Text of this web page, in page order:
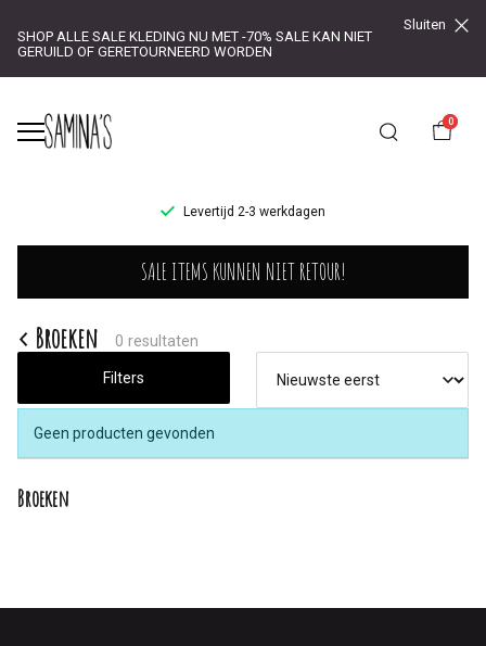
SHOP ALLE SALE KLEDING NU MET -70% SALE KAN NIET
GERUILD OF GERETOURNEERD WORDEN
Sluiten
0
Levertijd 2-3 werkdagen
Broeken
Saminas
SALE ITEMS KUNNEN NIET RETOUR!
Broeken 0 resultaten
Filters
Geen producten gevonden
Broeken